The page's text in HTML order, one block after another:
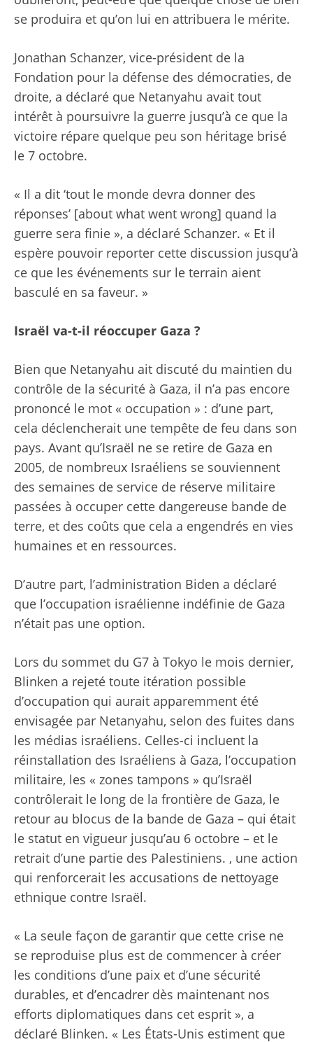
se produira et qu’on lui en attribuera le mérite.
Jonathan Schanzer, vice-président de la
Fondation pour la défense des démocraties, de
droite, a déclaré que Netanyahu avait tout
intérêt à poursuivre la guerre jusqu’à ce que la
victoire répare quelque peu son héritage brisé
le 7 octobre.
« Il a dit ‘tout le monde devra donner des
réponses’ [about what went wrong] quand la
guerre sera finie », a déclaré Schanzer. « Et il
espère pouvoir reporter cette discussion jusqu’à
ce que les événements sur le terrain aient
basculé en sa faveur. »
Israël va-t-il réoccuper Gaza ?
Bien que Netanyahu ait discuté du maintien du
contrôle de la sécurité à Gaza, il n’a pas encore
prononcé le mot « occupation » : d’une part,
cela déclencherait une tempête de feu dans son
pays. Avant qu’Israël ne se retire de Gaza en
2005, de nombreux Israéliens se souviennent
des semaines de service de réserve militaire
passées à occuper cette dangereuse bande de
terre, et des coûts que cela a engendrés en vies
humaines et en ressources.
D’autre part, l’administration Biden a déclaré
que l’occupation israélienne indéfinie de Gaza
n’était pas une option.
Lors du sommet du G7 à Tokyo le mois dernier,
Blinken a rejeté toute itération possible
d’occupation qui aurait apparemment été
envisagée par Netanyahu, selon des fuites dans
les médias israéliens. Celles-ci incluent la
réinstallation des Israéliens à Gaza, l’occupation
militaire, les « zones tampons » qu’Israël
contrôlerait le long de la frontière de Gaza, le
retour au blocus de la bande de Gaza – qui était
le statut en vigueur jusqu’au 6 octobre – et le
retrait d’une partie des Palestiniens. , une action
qui renforcerait les accusations de nettoyage
ethnique contre Israël.
« La seule façon de garantir que cette crise ne
se reproduise plus est de commencer à créer
les conditions d’une paix et d’une sécurité
durables, et d’encadrer dès maintenant nos
efforts diplomatiques dans cet esprit », a
déclaré Blinken. « Les États-Unis estiment que